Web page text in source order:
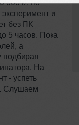
000 м. по
и
без ПК
5 часов. Пока
а
подбирая
На
- успеть
Слушаем